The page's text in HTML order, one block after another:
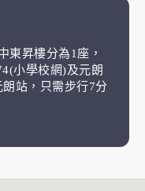
東昇樓分為1座，
小學校網)及元朗
站，只需步行7分